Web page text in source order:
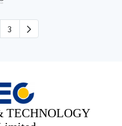
3
TECHNOLOGY